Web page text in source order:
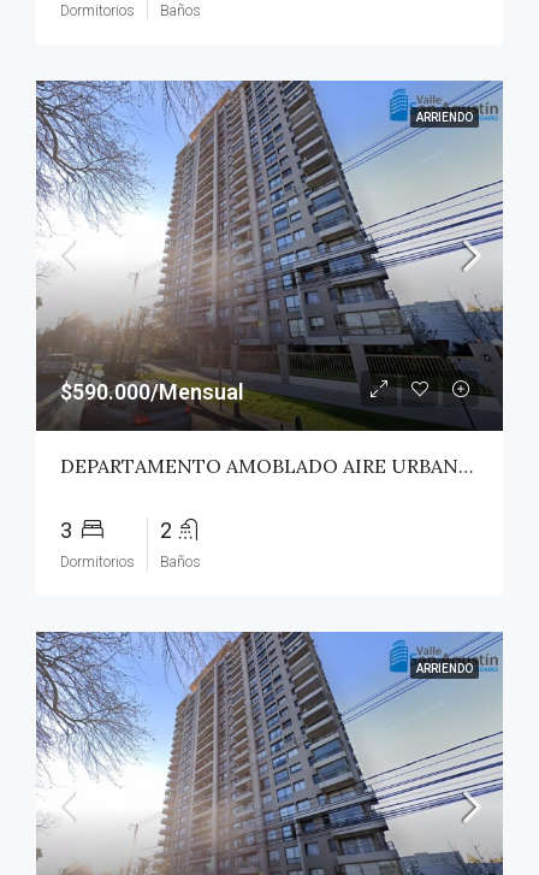
Dormitorios Baños
ARRIENDO
$590.000/Mensual
DEPARTAMENTO AMOBLADO AIRE URBANO (PAZ) – TALCA
3
Dormitorios
2
Baños
ARRIENDO